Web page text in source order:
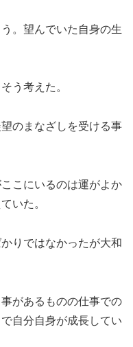
。望んでいた自身の生
う考えた。
のまなざしを受ける事
こにいるのは運がよか
いた。
りではなかったが大和
があるものの仕事での
自分自身が成長してい